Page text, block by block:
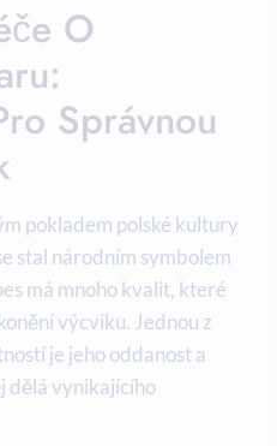
O
Správnou
pokladem polské kultury
stal národním symbolem
má mnoho kvalit, které
výcviku. Jednou z
je jeho oddanost a
dělá vynikajícího